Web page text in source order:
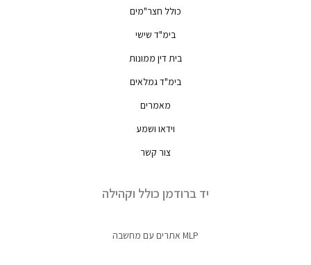
כולל חצר"מים
בימ"ד שישי
בית דין ממונות
בימ"ד גמלאים
מאמרים
וידאו ושמע
צור קשר
יד ברודמן כולל וקהילה
MLP אתרים עם מחשבה